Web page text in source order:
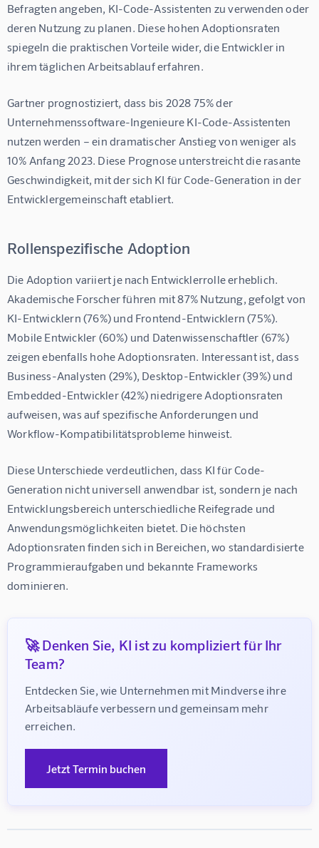
Befragten angeben, KI-Code-Assistenten zu verwenden oder
deren Nutzung zu planen. Diese hohen Adoptionsraten
spiegeln die praktischen Vorteile wider, die Entwickler in
ihrem täglichen Arbeitsablauf erfahren.
Gartner prognostiziert, dass bis 2028 75% der
Unternehmenssoftware-Ingenieure KI-Code-Assistenten
nutzen werden – ein dramatischer Anstieg von weniger als
10% Anfang 2023. Diese Prognose unterstreicht die rasante
Geschwindigkeit, mit der sich KI für Code-Generation in der
Entwicklergemeinschaft etabliert.
Rollenspezifische Adoption
Die Adoption variiert je nach Entwicklerrolle erheblich.
Akademische Forscher führen mit 87% Nutzung, gefolgt von
KI-Entwicklern (76%) und Frontend-Entwicklern (75%).
Mobile Entwickler (60%) und Datenwissenschaftler (67%)
zeigen ebenfalls hohe Adoptionsraten. Interessant ist, dass
Business-Analysten (29%), Desktop-Entwickler (39%) und
Embedded-Entwickler (42%) niedrigere Adoptionsraten
aufweisen, was auf spezifische Anforderungen und
Workflow-Kompatibilitätsprobleme hinweist.
Diese Unterschiede verdeutlichen, dass KI für Code-
Generation nicht universell anwendbar ist, sondern je nach
Entwicklungsbereich unterschiedliche Reifegrade und
Anwendungsmöglichkeiten bietet. Die höchsten
Adoptionsraten finden sich in Bereichen, wo standardisierte
Programmieraufgaben und bekannte Frameworks
dominieren.
🚀 Denken Sie, KI ist zu kompliziert für Ihr
Team?
Entdecken Sie, wie Unternehmen mit Mindverse ihre
Arbeitsabläufe verbessern und gemeinsam mehr
erreichen.
Jetzt Termin buchen